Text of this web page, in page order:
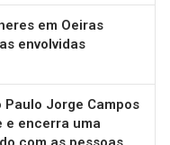
em Oeiras
envolvidas
Jorge Campos
e encerra uma